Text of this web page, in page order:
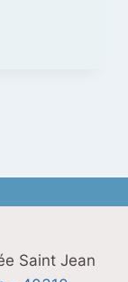
Saint Jean